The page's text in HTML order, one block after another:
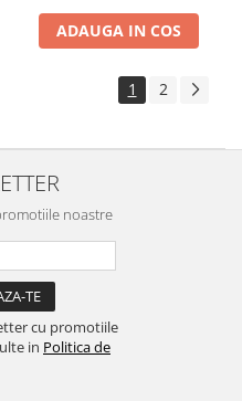
ADAUGA IN COS
1 2
noastre
cu promotiile
in Politica de